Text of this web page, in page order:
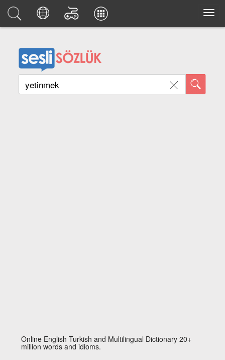
Online English Turkish and Multilingual Dictionary 20+
million words and idioms.